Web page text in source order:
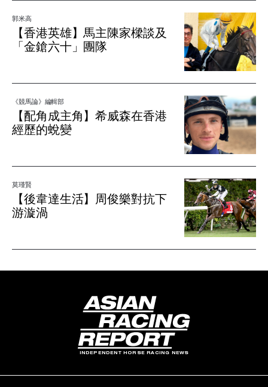
郭米高
【香港英雄】馬主陳家樑談及
「金鎗六十」團隊
《競馬論》編輯部
【配角成主角】希威森在香港
經歷的蛻變
莫瑾賢
【後韋達生活】周俊樂對抗下
游漩渦
INDEPENDENT HORSE RACING NEWS